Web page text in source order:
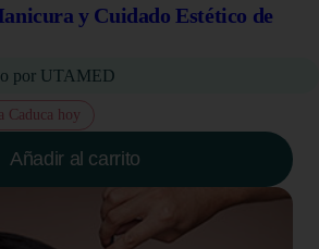
y Cuidado Estético de
por UTAMED
Caduca hoy
Añadir al carrito